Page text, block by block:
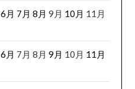
6月 7月 8月 9月 10月 11月
6月 7月 8月 9月 10月 11月